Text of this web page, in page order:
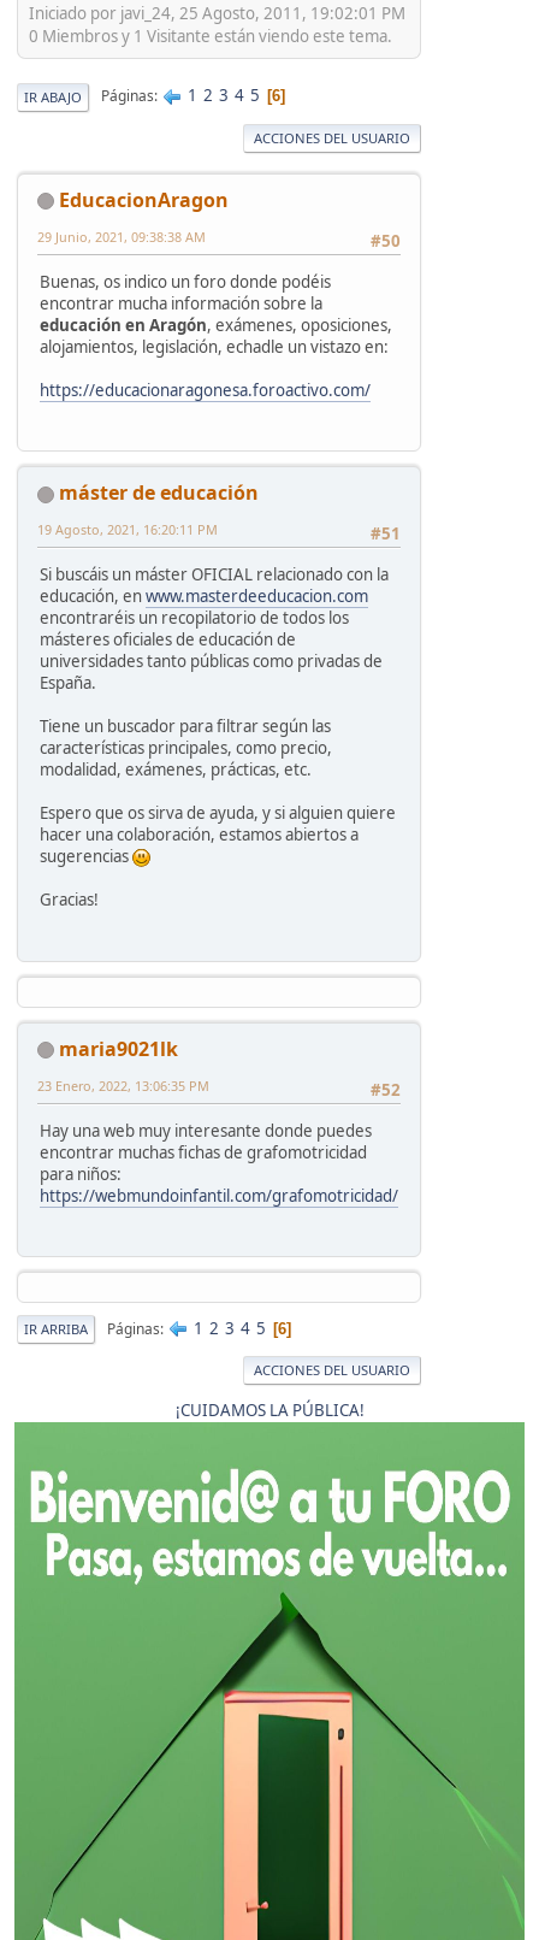
Iniciado por javi_24, 25 Agosto, 2011, 19:02:01 PM
0 Miembros y 1 Visitante están viendo este tema.
IR ABAJO Páginas 1 2 3 4 5 6
ACCIONES DEL USUARIO
EducacionAragon
#50
29 Junio, 2021, 09:38:38 AM
Buenas, os indico un foro donde podéis
encontrar mucha información sobre la
educación en Aragón, exámenes, oposiciones,
alojamientos, legislación, echadle un vistazo en:
https://educacionaragonesa.foroactivo.com/
máster de educación
#51
19 Agosto, 2021, 16:20:11 PM
Si buscáis un máster OFICIAL relacionado con la
educación, enwww.masterdeeducacion.com
encontraréis un recopilatorio de todos los
másteres oficiales de educación de
universidades tanto públicas como privadas de
España.
Tiene un buscador para filtrar según las
características principales, como precio,
modalidad, exámenes, prácticas, etc.
Espero que os sirva de ayuda, y si alguien quiere
hacer una colaboración, estamos abiertos a
sugerencias
Gracias!
maria9021lk
#52
23 Enero, 2022, 13:06:35 PM
Hay una web muy interesante donde puedes
encontrar muchas fichas de grafomotricidad
para niños:
https://webmundoinfantil.com/grafomotricidad/
IR ARRIBA Páginas 1 2 3 4 5 6
ACCIONES DEL USUARIO
¡CUIDAMOS LA PÚBLICA!